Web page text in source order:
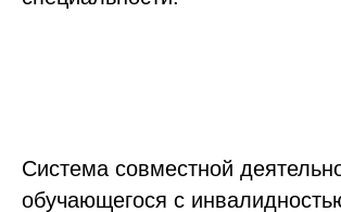
Система совместной
обучающегося с